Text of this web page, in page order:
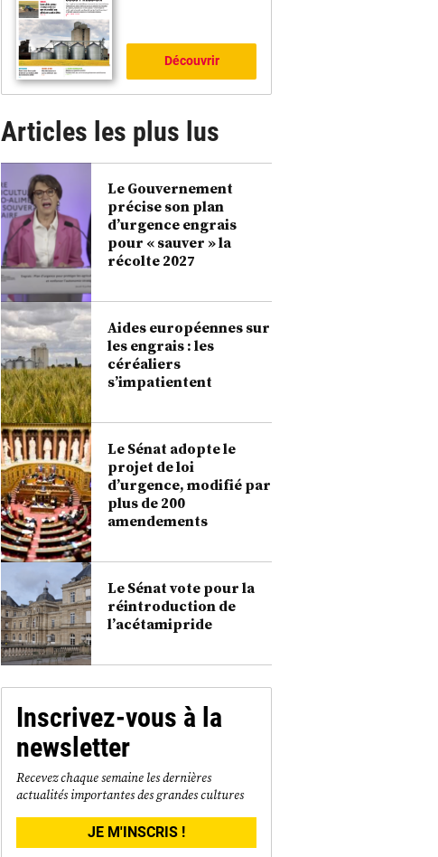
Découvrir
Articles les plus lus
Le Gouvernement
précise son plan
d’urgence engrais
pour « sauver » la
récolte 2027
Aides européennes sur
les engrais : les
céréaliers
s’impatientent
Le Sénat adopte le
projet de loi
d’urgence, modifié par
plus de 200
amendements
Le Sénat vote pour la
réintroduction de
l’acétamipride
Inscrivez-vous à la
newsletter
Recevez chaque semaine les dernières
actualités importantes des grandes cultures
JE M'INSCRIS !